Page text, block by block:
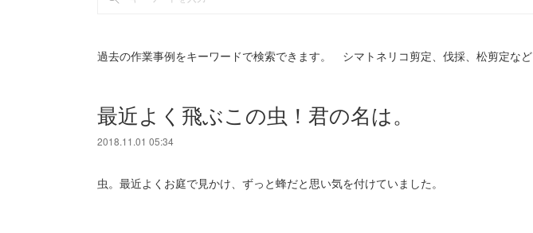
過去の作業事例をキーワードで検索できます。 シマトネリコ剪定、伐採、松剪定など
最近よく飛ぶこの虫！君の名は。
2018.11.01 05:34
虫。最近よくお庭で見かけ、ずっと蜂だと思い気を付けていました。